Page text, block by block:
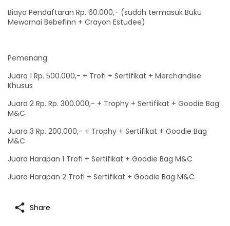
Biaya Pendaftaran Rp. 60.000,- (sudah termasuk Buku
Mewarnai Bebefinn + Crayon Estudee)
Pemenang
Juara 1 Rp. 500.000,- + Trofi + Sertifikat + Merchandise
Khusus
Juara 2 Rp. Rp. 300.000,- + Trophy + Sertifikat + Goodie Bag
M&C
Juara 3 Rp. 200.000,- + Trophy + Sertifikat + Goodie Bag
M&C
Juara Harapan 1 Trofi + Sertifikat + Goodie Bag M&C
Juara Harapan 2 Trofi + Sertifikat + Goodie Bag M&C
Share